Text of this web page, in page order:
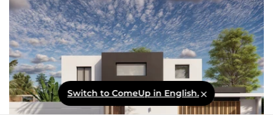
Switch to ComeUp in English.